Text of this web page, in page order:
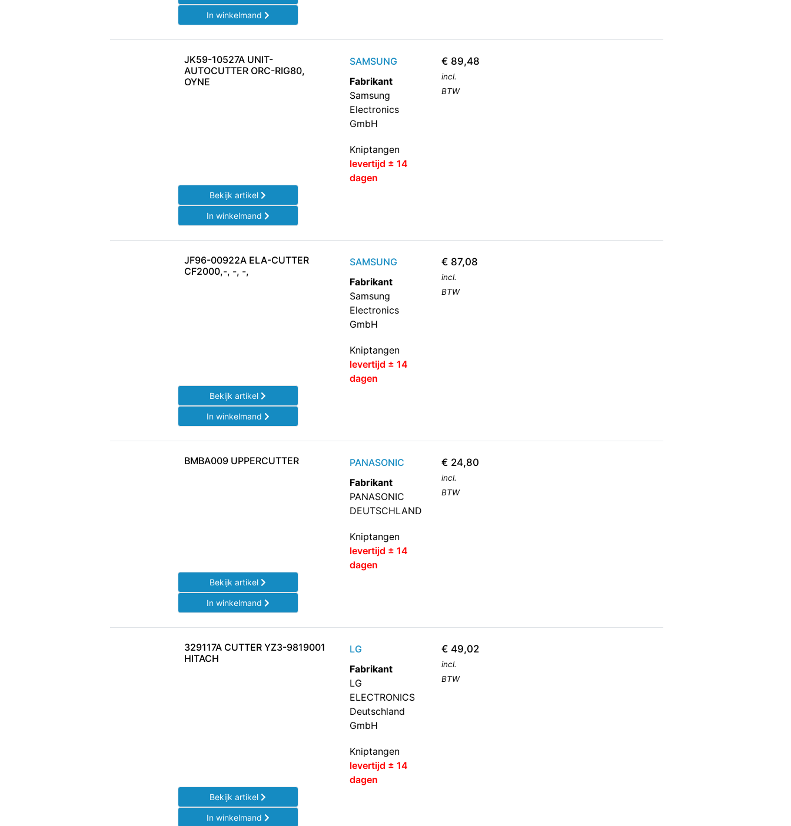
In winkelmand
JK59-10527A UNIT-
AUTOCUTTER ORC-RIG80,
OYNE
SAMSUNG
Fabrikant
Samsung
Electronics
GmbH
Kniptangen
levertijd ± 14
dagen
€ 89,48
incl.
BTW
Bekijk artikel
In winkelmand
JF96-00922A ELA-CUTTER
CF2000,-, -, -,
SAMSUNG
Fabrikant
Samsung
Electronics
GmbH
Kniptangen
levertijd ± 14
dagen
€ 87,08
incl.
BTW
Bekijk artikel
In winkelmand
BMBA009 UPPERCUTTER
PANASONIC
Fabrikant
PANASONIC
DEUTSCHLAND
Kniptangen
levertijd ± 14
dagen
€ 24,80
incl.
BTW
Bekijk artikel
In winkelmand
329117A CUTTER YZ3-9819001
HITACH
LG
Fabrikant
LG
ELECTRONICS
Deutschland
GmbH
Kniptangen
levertijd ± 14
dagen
€ 49,02
incl.
BTW
Bekijk artikel
In winkelmand